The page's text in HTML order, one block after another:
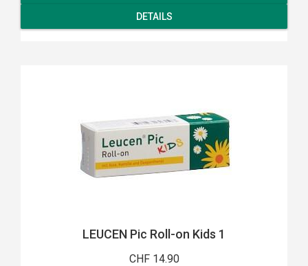
DETAILS
LEUCEN Pic Roll-on Kids 1
CHF 14.90